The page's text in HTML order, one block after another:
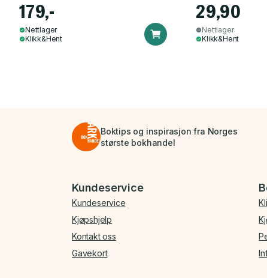
179,-
Nettlager
Klikk&Hent
29,90
Nettlager
Klikk&Hent
Boktips og inspirasjon fra Norges
største bokhandel
Bunnmeny
Kundeservice
Kundeservice
Kjøpshjelp
Kontakt oss
Gavekort